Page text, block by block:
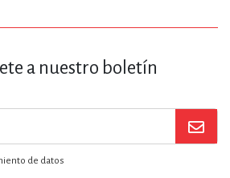
a nuestro boletín
de datos